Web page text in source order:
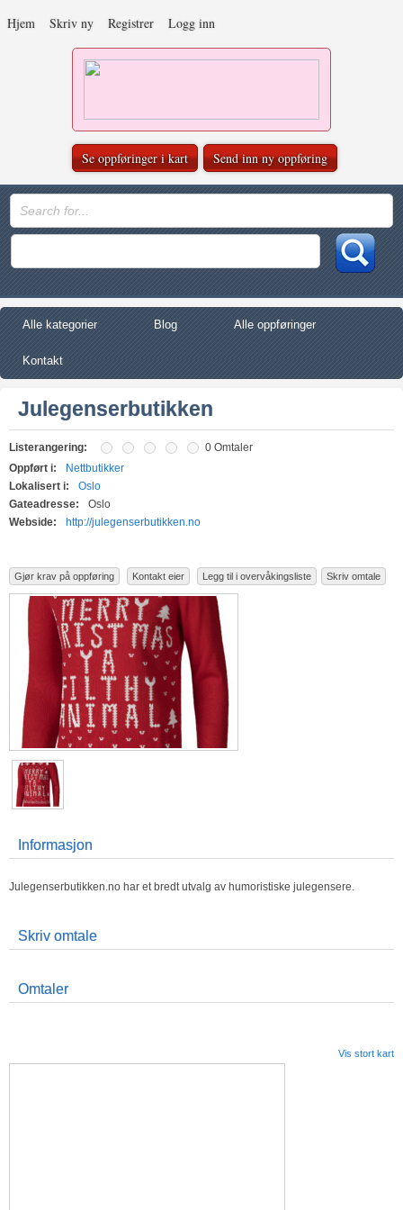
Hjem Skriv ny Registrer Logg inn
Se oppføringer i kart Send inn ny oppføring
Alle kategorier Blog Alle oppføringer
Kontakt
Julegenserbutikken
Listerangering:
0 Omtaler
Oppført i:
Nettbutikker
Lokalisert i:
Oslo
Gateadresse:
Oslo
Webside:
http://julegenserbutikken.no
Gjør krav på oppføring Kontakt eier Legg til i overvåkingsliste Skriv omtale
Informasjon
Julegenserbutikken.no har et bredt utvalg av humoristiske julegensere.
Skriv omtale
Omtaler
Vis stort kart